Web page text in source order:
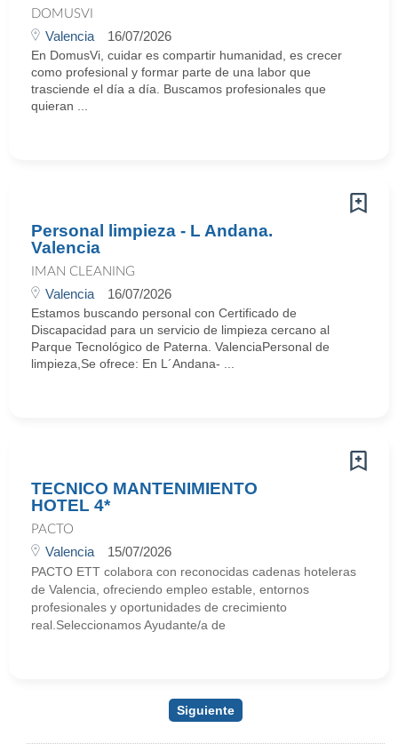
DOMUSVI
Valencia 16/07/2026
En DomusVi, cuidar es compartir humanidad, es crecer
como profesional y formar parte de una labor que
trasciende el día a día. Buscamos profesionales que
quieran ...
Personal limpieza - L Andana.
Valencia
IMAN CLEANING
Valencia 16/07/2026
Estamos buscando personal con Certificado de
Discapacidad para un servicio de limpieza cercano al
Parque Tecnológico de Paterna. ValenciaPersonal de
limpieza,Se ofrece: En L´Andana- ...
TECNICO MANTENIMIENTO
HOTEL 4*
PACTO
Valencia 15/07/2026
PACTO ETT colabora con reconocidas cadenas hoteleras
de Valencia, ofreciendo empleo estable, entornos
profesionales y oportunidades de crecimiento
real.Seleccionamos Ayudante/a de
Siguiente